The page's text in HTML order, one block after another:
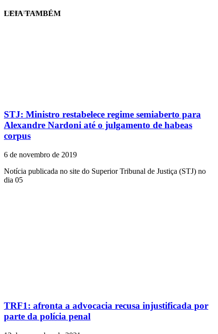
EVINIS TALON
LEIA TAMBÉM
STJ: Ministro restabelece regime semiaberto para
Alexandre Nardoni até o julgamento de habeas
corpus
6 de novembro de 2019
Notícia publicada no site do Superior Tribunal de Justiça (STJ) no
dia 05
TRF1: afronta a advocacia recusa injustificada por
parte da polícia penal